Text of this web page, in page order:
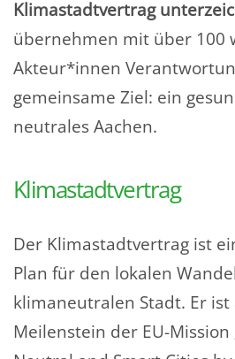
Klimastadtvertrag
übernehmen mit über 100
Akteur*innen
gemeinsame Ziel: ein
neutrales Aachen.
Klimastadtvertrag
Der Klimastadtvertrag ist
Plan für den lokalen
klimaneutralen Stadt. Er
Meilenstein der EU-Mission